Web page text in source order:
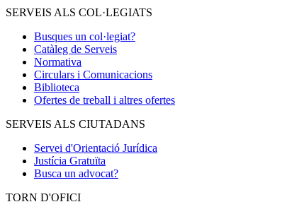
SERVEIS ALS COL·LEGIATS
Busques un col·legiat?
Catàleg de Serveis
Normativa
Circulars i Comunicacions
Biblioteca
Ofertes de treball i altres ofertes
SERVEIS ALS CIUTADANS
Servei d'Orientació Jurídica
Justícia Gratuïta
Busca un advocat?
TORN D'OFICI